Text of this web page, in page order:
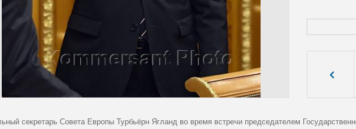
секретарь Совета Европы Турбьёрн Ягланд во время встречи председателем